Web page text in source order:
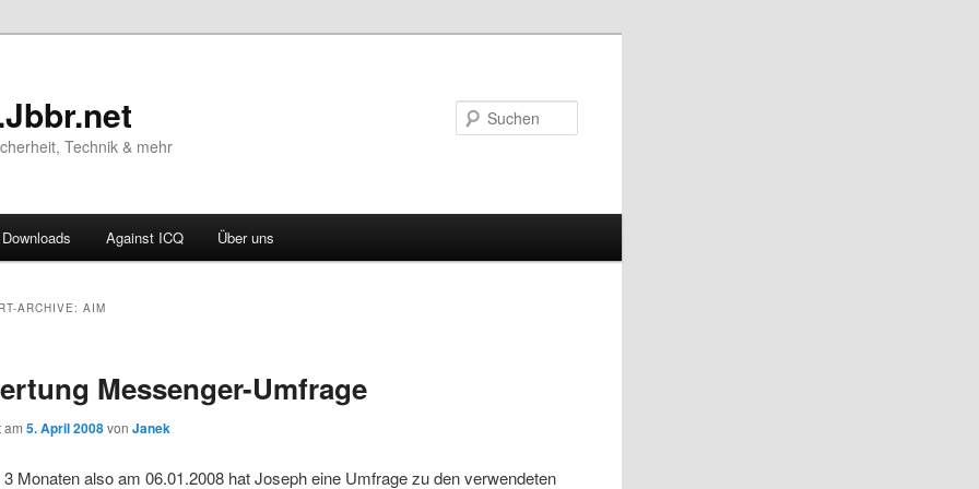
Technik & mehr
Downloads Against ICQ Über uns
ARCHIVE:AIM
Messenger-Umfrage
am5. April 2008 vonJanek
Monaten also am 06.01.2008 hat Joseph eine Umfrage zu den verwendeten